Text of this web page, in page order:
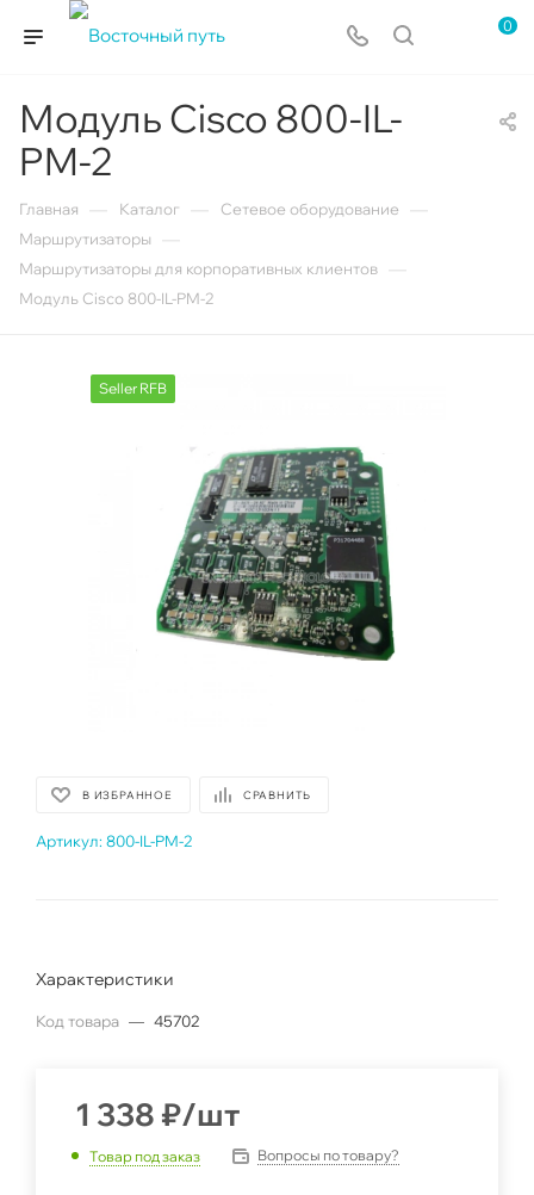
0
Модуль Cisco 800-IL-
PM-2
Главная Каталог Сетевое оборудование
Маршрутизаторы
Маршрутизаторы для корпоративных клиентов
Модуль Cisco 800-IL-PM-2
Seller RFB
В ИЗБРАННОЕ СРАВНИТЬ
Артикул: 800-IL-PM-2
Характеристики
Код товара — 45702
1 338 ₽/шт
Товар под заказ Вопросы по товару?